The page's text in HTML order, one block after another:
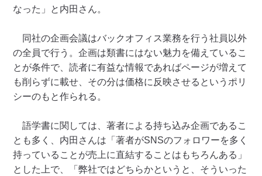
なった」と内田さん。
同社の企画会議はバックオフィス業務を行う社員以外
の全員で行う。企画は類書にはない魅力を備えているこ
とが条件で、読者に有益な情報であればページが増えて
も削らずに載せ、その分は価格に反映させるというポリ
シーのもと作られる。
語学書に関しては、著者による持ち込み企画であるこ
とも多く、内田さんは「著者がSNSのフォロワーを多く
持っていることが売上に直結することはもちろんある」
とした上で、「弊社ではどちらかというと、そういった